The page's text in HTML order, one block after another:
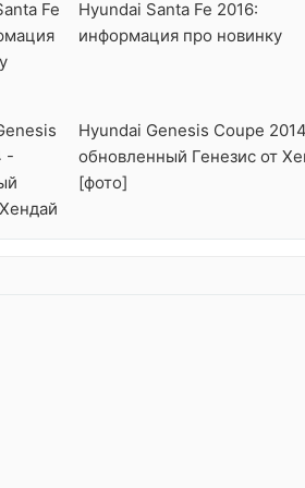
Hyundai Santa Fe 2016:
информация про новинку
Hyundai Genesis Coupe
обновленный Генезис от
[фото]